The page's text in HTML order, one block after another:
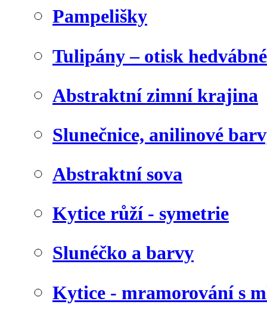
Pampelišky
Tulipány – otisk
Abstraktní zimní krajina
Slunečnice, anilinové
Abstraktní sova
Kytice růží - symetrie
Slunéčko a barvy
Kytice - mramorování s